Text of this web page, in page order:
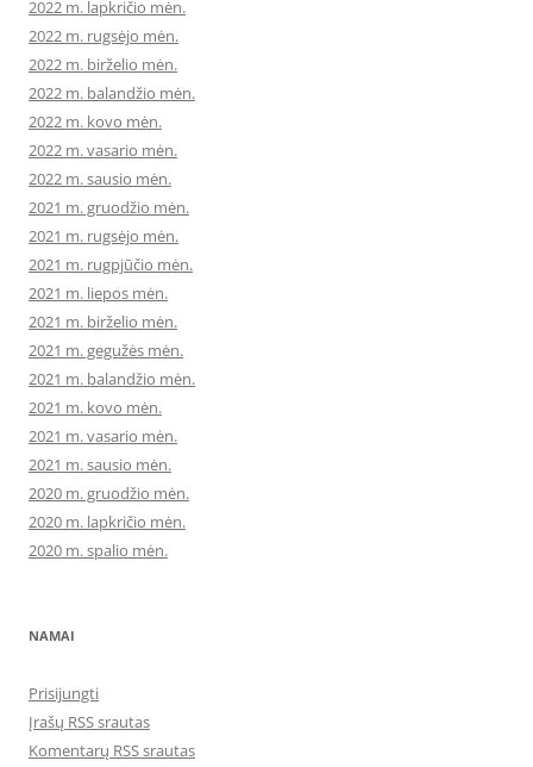
2022 m. lapkričio mėn.
2022 m. rugsėjo mėn.
2022 m. birželio mėn.
2022 m. balandžio mėn.
2022 m. kovo mėn.
2022 m. vasario mėn.
2022 m. sausio mėn.
2021 m. gruodžio mėn.
2021 m. rugsėjo mėn.
2021 m. rugpjūčio mėn.
2021 m. liepos mėn.
2021 m. birželio mėn.
2021 m. gegužės mėn.
2021 m. balandžio mėn.
2021 m. kovo mėn.
2021 m. vasario mėn.
2021 m. sausio mėn.
2020 m. gruodžio mėn.
2020 m. lapkričio mėn.
2020 m. spalio mėn.
NAMAI
Prisijungti
Įrašų RSS srautas
Komentarų RSS srautas